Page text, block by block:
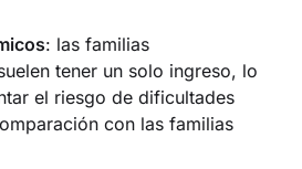
: las familias
tener un solo ingreso, lo
el riesgo de dificultades
con las familias